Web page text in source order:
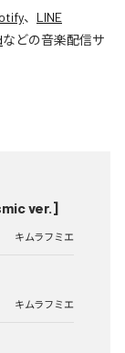
、 LINE
などの音楽配信サ
ver.]
キムラフミエ
キムラフミエ